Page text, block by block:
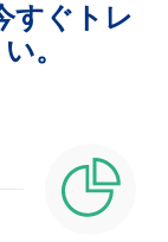
すぐトレ
。